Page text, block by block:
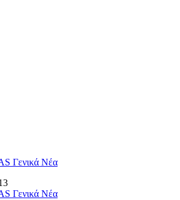
Γενικά Νέα
Γενικά Νέα